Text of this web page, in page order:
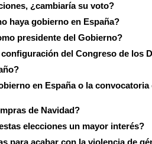
¿cambiaría su voto?
haya gobierno en España?
presidente del Gobierno?
del Congreso de los
en España o la convocatoria
de Navidad?
elecciones un mayor interés?
para acabar con la violencia de